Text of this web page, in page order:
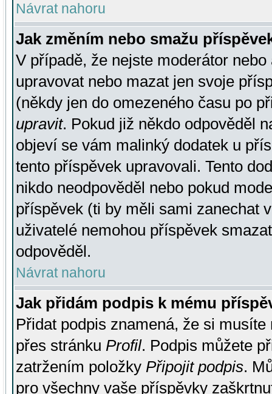
Návrat nahoru
Jak změním nebo smažu
V případě, že nejste moderátor
upravovat nebo mazat jen svoje
(někdy jen do omezeného času po
upravit. Pokud již někdo odpověděl
objeví se vám malinký dodatek u
tento příspěvek upravovali. Tento
nikdo neodpověděl nebo pokud
příspěvek (ti by měli sami zanechat
uživatelé nemohou příspěvek
odpověděl.
Návrat nahoru
Jak přidám podpis k mému
Přidat podpis znamená, že si
přes stránku Profil. Podpis můžete
zatržením položky Připojit podpis.
pro všechny vaše příspěvky